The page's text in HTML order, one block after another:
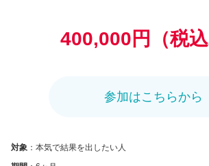
400,000円（税込
参加はこちらから
対象 ：本気で結果を出したい人